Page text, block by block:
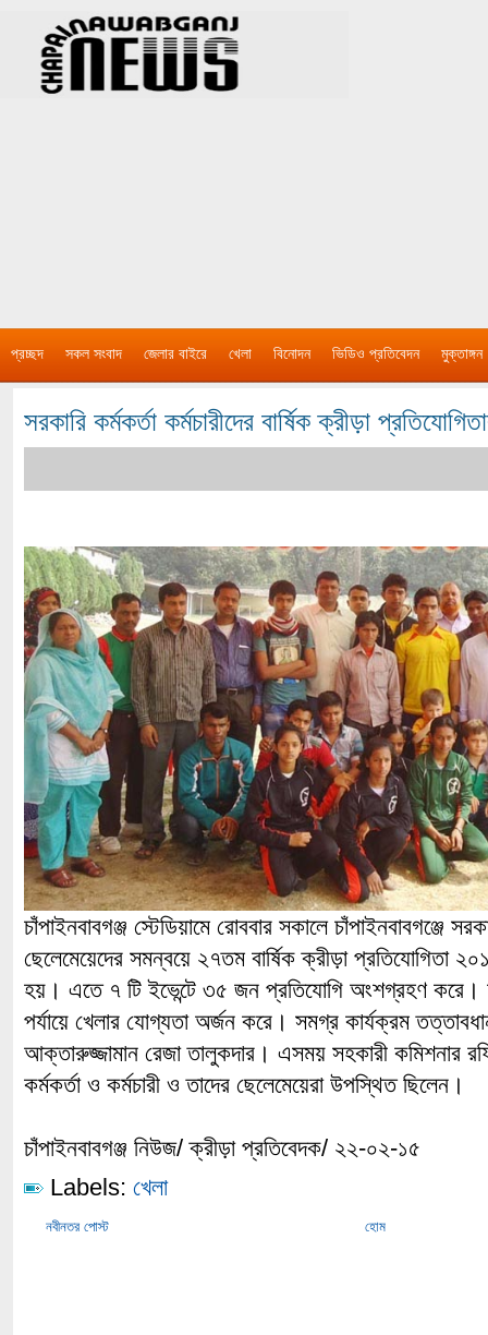
প্রচ্ছদ সকল সংবাদ জেলার বাইরে খেলা বিনোদন ভিডিও প্রতিবেদন মুক্তাঙ্গন
সরকারি কর্মকর্তা কর্মচারীদের বার্ষিক ক্রীড়া
চাঁপাইনবাবগঞ্জ স্টেডিয়ামে রোববার সকালে চাঁপাইনবাবগঞ্জে
ছেলেমেয়েদের সমন্বয়ে ২৭তম বার্ষিক ক্রীড়া প্রতিযোগিতা
হয়। এতে ৭ টি ইভেন্টে ৩৫ জন প্রতিযোগি অংশগ্রহণ করে।
পর্যায়ে খেলার যোগ্যতা অর্জন করে। সমগ্র কার্যক্রম
আক্তারুজ্জামান রেজা তালুকদার। এসময় সহকারী কমিশনার
কর্মকর্তা ও কর্মচারী ও তাদের ছেলেমেয়েরা উপস্থিত ছিলেন।
চাঁপাইনবাবগঞ্জ নিউজ/ ক্রীড়া প্রতিবেদক/ ২২-০২-১৫
Labels: খেলা
নবীনতর পোস্ট হোম